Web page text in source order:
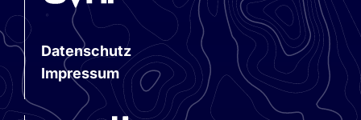
Datenschutz
Impressum